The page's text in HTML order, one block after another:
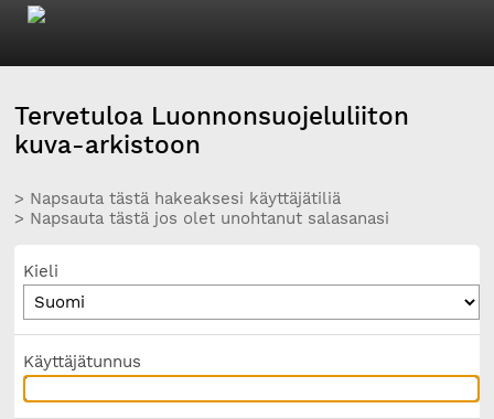
Tervetuloa Luonnonsuojeluliiton
kuva-arkistoon
> Napsauta tästä hakeaksesi käyttäjätiliä
> Napsauta tästä jos olet unohtanut salasanasi
Kieli
Käyttäjätunnus